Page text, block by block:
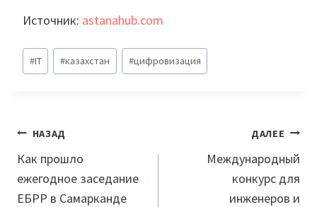
Источник: astanahub.com
Метки
записи:
#IT #казахстан #цифровизация
Навигация
по
записям
НАЗАД
Как прошло
ежегодное заседание
ЕБРР в Самарканде
ДАЛЕЕ
Международный
конкурс для
инженеров и